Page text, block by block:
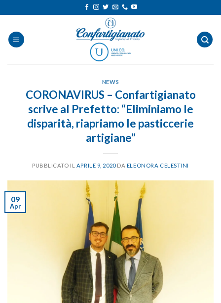
ai
contenuti
NEWS
CORONAVIRUS – Confartigianato
scrive al Prefetto: “Eliminiamo le
disparità, riapriamo le pasticcerie
artigiane”
PUBBLICATO IL APRILE 9, 2020 DA ELEONORA CELESTINI
09
Apr